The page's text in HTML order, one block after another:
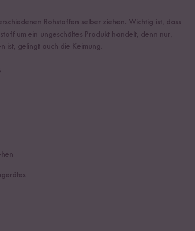
Rohstoffen selber ziehen. Wichtig ist, dass
um ein ungeschältes Produkt handelt, denn nur,
ist, gelingt auch die Keimung.